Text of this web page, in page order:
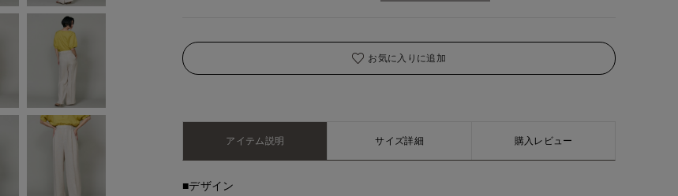
お気に入りに追加
アイテム説明 サイズ詳細 購入レビュー
■デザイン